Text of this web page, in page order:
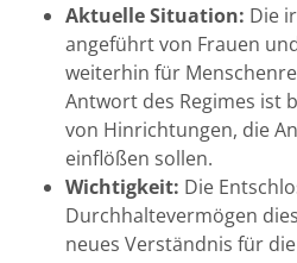
Aktuelle Situation: Die
angeführt von Frauen
weiterhin für
Antwort des Regimes ist
von Hinrichtungen, die
einflößen sollen.
Wichtigkeit: Die
Durchhaltevermögen
neues Verständnis für